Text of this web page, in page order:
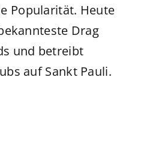
Popularität. Heute
Drag
und betreibt
auf Sankt Pauli.